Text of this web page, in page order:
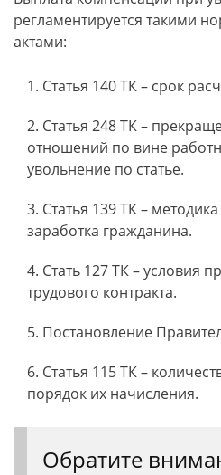
регламентируется такими
актами:
Статья 140 ТК – срок
Статья 248 ТК –
отношений по вине
увольнение по статье.
Статья 139 ТК –
заработка гражданина.
Стать 127 ТК – условия
трудового контракта.
Постановление
Статья 115 ТК –
порядок их начисления.
Обратите